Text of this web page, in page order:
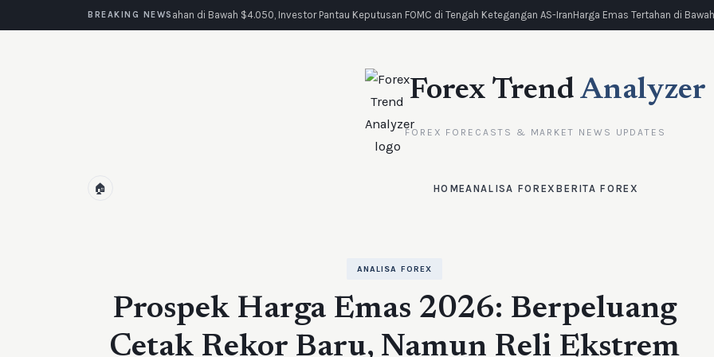
BREAKING NEWS
Emas Tertahan di Bawah $4.050, Investor Pantau Keputusan FOMC di Tengah Ketegangan AS-IranHarga Emas Tertahan di Bawah
Forex Trend Analyzer
FOREX FORECASTS & MARKET NEWS UPDATES
🏠 HOMEANALISA FOREX BERITA FOREX
ANALISA FOREX
Prospek Harga Emas 2026: Berpeluang
Cetak Rekor Baru, Namun Reli Ekstrem